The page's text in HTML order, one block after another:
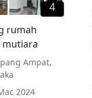
4
rumah
Ampat,
2024